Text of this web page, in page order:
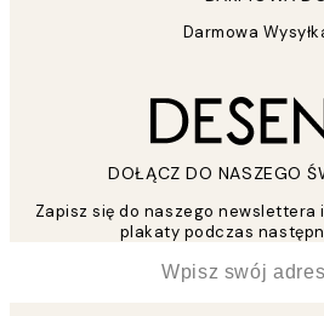
Darmowa
DOŁĄCZ DO NASZEGO
Zapisz się do naszego newslettera
plakaty podczas